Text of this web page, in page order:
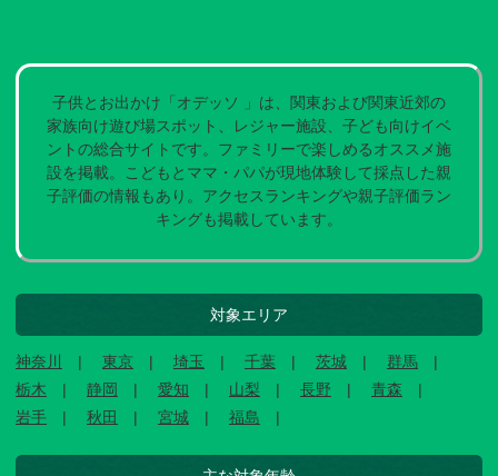
子供とお出かけ「オデッソ 」は、関東および関東近郊の
家族向け遊び場スポット、レジャー施設、子ども向けイベ
ントの総合サイトです。ファミリーで楽しめるオススメ施
設を掲載。こどもとママ・パパが現地体験して採点した親
子評価の情報もあり。アクセスランキングや親子評価ラン
キングも掲載しています。
対象エリア
神奈川 東京 埼玉 千葉 茨城
群馬
栃木
静岡 愛知 山梨 長野
青森
岩手
秋田 宮城 福島